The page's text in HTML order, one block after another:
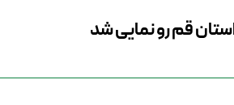
قم رو نمایی شد